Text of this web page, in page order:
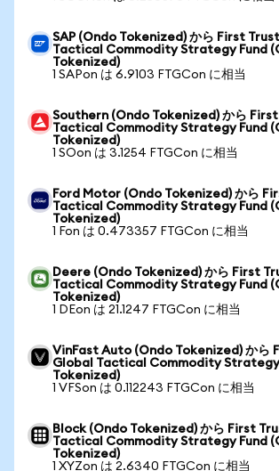
SAP (Ondo Tokenized) から First
Tactical Commodity Strategy Fund
Tokenized)
1 SAPon は 6.9103 FTGCon に相当
Southern (Ondo Tokenized) から
Tactical Commodity Strategy Fund
Tokenized)
1 SOon は 3.1254 FTGCon に相当
Ford Motor (Ondo Tokenized) から
Tactical Commodity Strategy Fund
Tokenized)
1 Fon は 0.473357 FTGCon に相当
Deere (Ondo Tokenized) から First
Tactical Commodity Strategy Fund
Tokenized)
1 DEon は 21.1247 FTGCon に相当
VinFast Auto (Ondo Tokenized) から
Global Tactical Commodity Strategy
Tokenized)
1 VFSon は 0.112243 FTGCon に相当
Block (Ondo Tokenized) から First
Tactical Commodity Strategy Fund
Tokenized)
1 XYZon は 2.6340 FTGCon に相当